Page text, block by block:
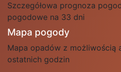
Szczegółowa prognoza
pogodowe na 33 dni
Mapa pogody
Mapa opadów z możliwością
ostatnich godzin